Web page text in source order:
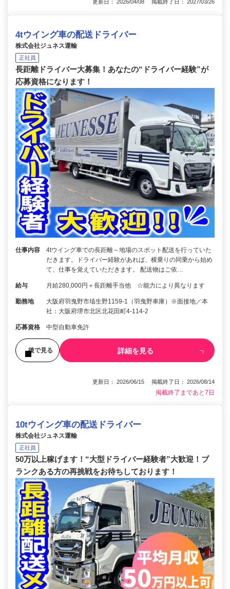
更新日： 2026/04/08 掲載終了日： 2027/03/26
4tウイング車の配送ドライバー
株式会社ジュネス運輸
正社員
長距離ドライバー大募集！あなたの“ドライバー経験”が
応募資格になります！
仕事内容
4tウイング車での長距離～地場のスポット配送を行っていた
だきます。ドライバー経験があれば、横乗りの同乗から始め
て、仕事を覚えていただきます。 配送物はご依…
給与 月給280,000円＋長距離手当他 ☆能力により異なります
勤務地
大阪府羽曳野市埴生野1159-1（羽曳野車庫）※面接地／本
社：大阪府堺市北区北花田町4-114-2
応募資格 中型自動車免許
後で見る 詳細を見る
更新日： 2026/06/15 掲載終了日： 2026/08/14
掲載終了まであと7日
10tウイング車の配送ドライバー
株式会社ジュネス運輸
正社員
50万以上稼げます！“大型ドライバー経験者”大歓迎！ブ
ランクある方の再挑戦をお待ちしております！